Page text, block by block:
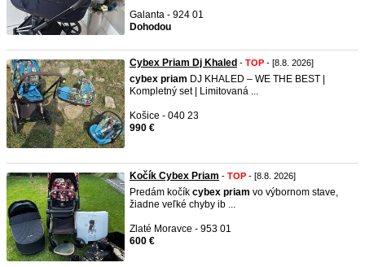
Galanta - 924 01
Dohodou
Cybex Priam Dj Khaled - TOP - [8.8. 2026]
cybex priam DJ KHALED – WE THE BEST |
Kompletný set | Limitovaná ...
Košice - 040 23
990 €
Kočík Cybex Priam - TOP - [8.8. 2026]
Predám kočík cybex priam vo výbornom stave,
žiadne veľké chyby ib ...
Zlaté Moravce - 953 01
600 €